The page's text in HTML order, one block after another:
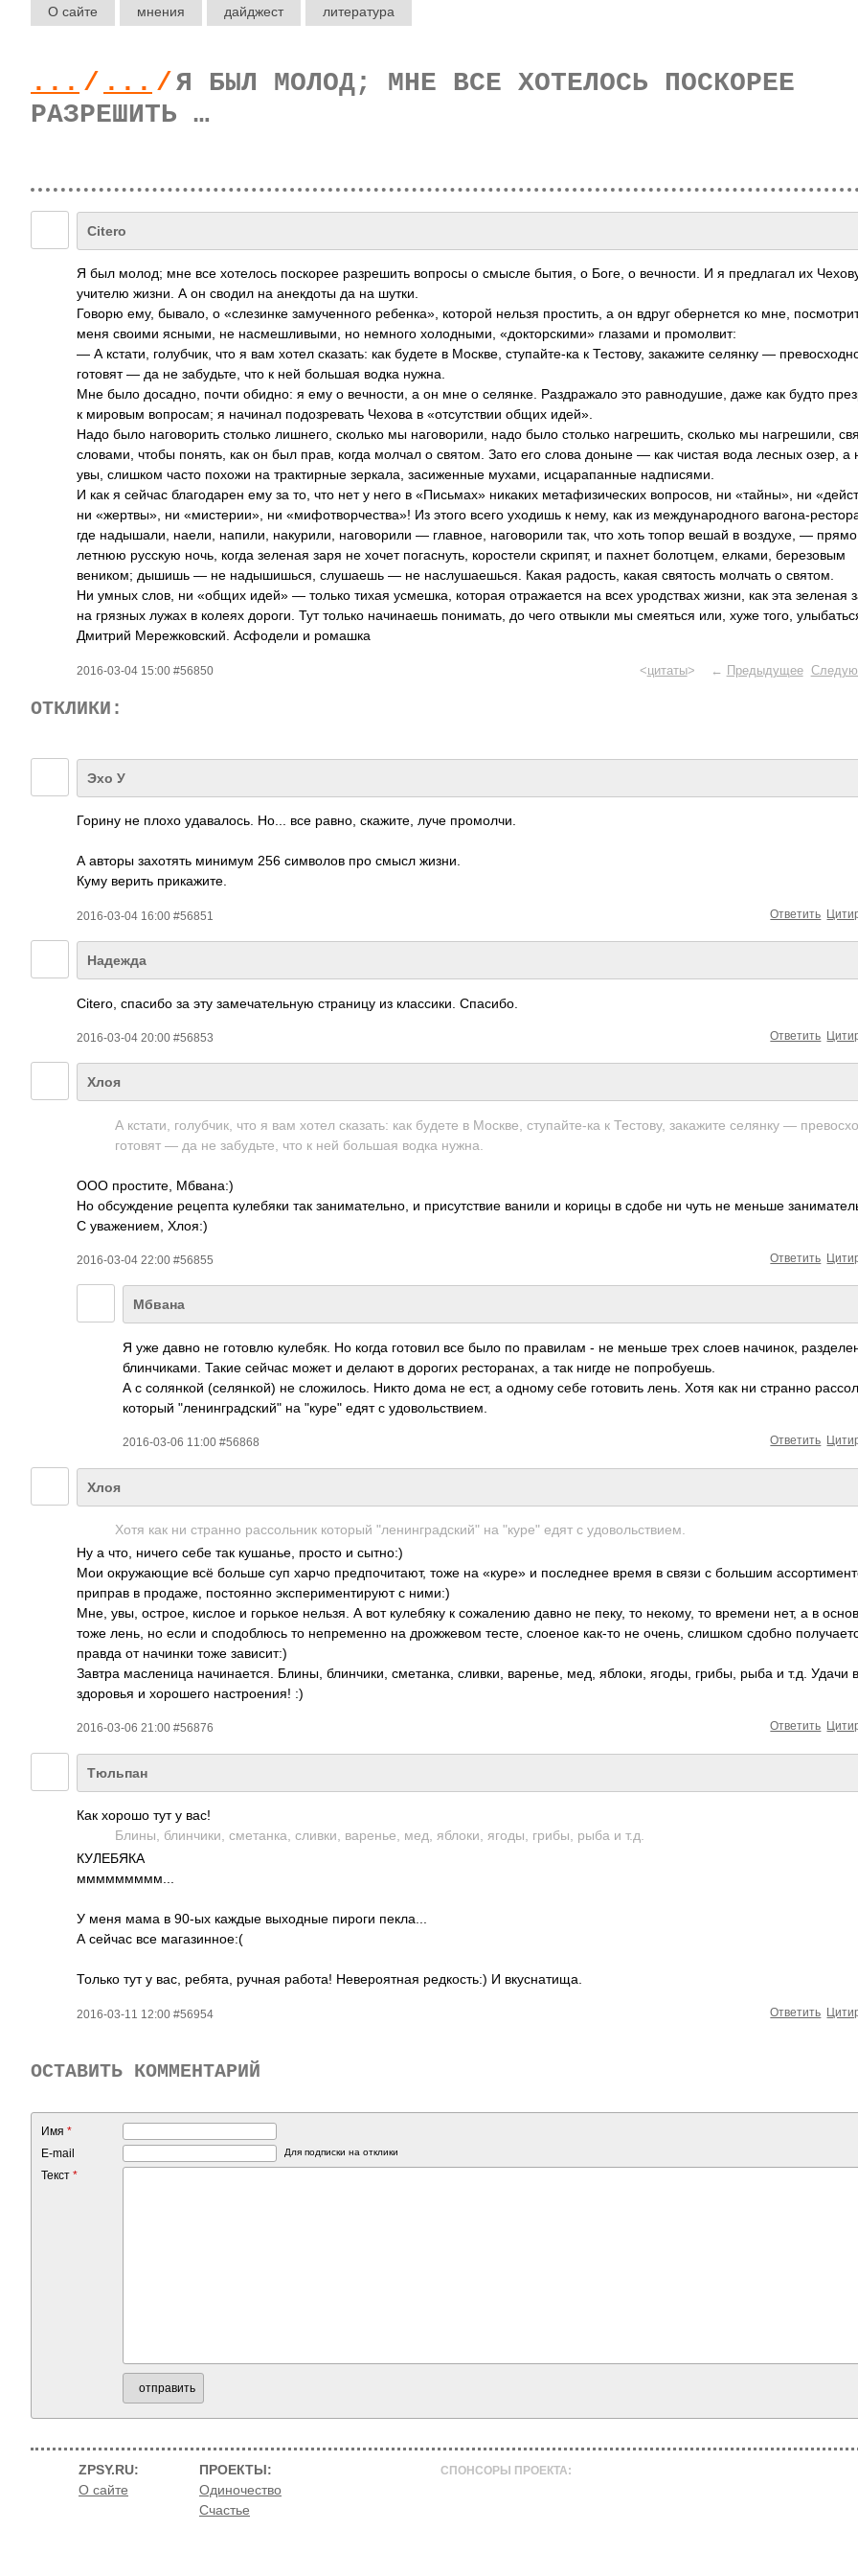
О сайте мнения дайджест литература
... / ... /Я БЫЛ МОЛОД; МНЕ ВСЕ ХОТЕЛОСЬ ПОСКОРЕЕ
РАЗРЕШИТЬ …
Citero
Я был молод; мне все хотелось поскорее разрешить вопросы о смысле бытия, о Боге, о вечности. И я предлагал их
учителю жизни. А он сводил на анекдоты да на шутки.
Говорю ему, бывало, о «слезинке замученного ребенка», которой нельзя простить, а он вдруг обернется ко мне,
меня своими ясными, не насмешливыми, но немного холодными, «докторскими» глазами и промолвит:
— А кстати, голубчик, что я вам хотел сказать: как будете в Москве, ступайте-ка к Тестову, закажите селянку —
готовят — да не забудьте, что к ней большая водка нужна.
Мне было досадно, почти обидно: я ему о вечности, а он мне о селянке. Раздражало это равнодушие, даже как будто
к мировым вопросам; я начинал подозревать Чехова в «отсутствии общих идей».
Надо было наговорить столько лишнего, сколько мы наговорили, надо было столько нагрешить, сколько мы нагрешили,
словами, чтобы понять, как он был прав, когда молчал о святом. Зато его слова доныне — как чистая вода лесных озер, а
увы, слишком часто похожи на трактирные зеркала, засиженные мухами, исцарапанные надписями.
И как я сейчас благодарен ему за то, что нет у него в «Письмах» никаких метафизических вопросов, ни «тайны», ни
ни «жертвы», ни «мистерии», ни «мифотворчества»­! Из этого всего уходишь к нему, как из международного вагона-
где надышали, наели, напили, накурили, наговорили — главное, наговорили так, что хоть топор вешай в воздухе, —
летнюю русскую ночь, когда зеленая заря не хочет погаснуть, коростели скрипят, и пахнет болотцем, елками, березовым
веником; дышишь — не надышишься, слушаешь — не наслушаешься. Какая радость, какая святость молчать о святом.
Ни умных слов, ни «общих идей» — только тихая усмешка, которая отражается на всех уродствах жизни, как эта зеленая
на грязных лужах в колеях дороги. Тут только начинаешь понимать, до чего отвыкли мы смеяться или, хуже того,
Дмитрий Мережковский. Асфодели и ромашка
2016-03-04 15:00 #56850 <цитаты> ← Предыдущее
ОТКЛИКИ:
Эхо У
Горину не плохо удавалось. Но... все равно, скажите, луче промолчи.
А авторы захотять минимум 256 символов про смысл жизни.
Куму верить прикажите.
2016-03-04 16:00 #56851 Ответить
Надежда
Citero, спасибо за эту замечательную страницу из классики. Спасибо.
2016-03-04 20:00 #56853 Ответить
Хлоя
А кстати, голубчик, что я вам хотел сказать: как будете в Москве, ступайте-ка к Тестову, закажите селянку —
готовят — да не забудьте, что к ней большая водка нужна.
ООО простите, Мбвана:)
Но обсуждение рецепта кулебяки так занимательно, и присутствие ванили и корицы в сдобе ни чуть не меньше
С уважением, Хлоя:)
2016-03-04 22:00 #56855 Ответить
Мбвана
Я уже давно не готовлю кулебяк. Но когда готовил все было по правилам - не меньше трех слоев начинок,
блинчиками. Такие сейчас может и делают в дорогих ресторанах, а так нигде не попробуешь.
А с солянкой (селянкой) не сложилось. Никто дома не ест, а одному себе готовить лень. Хотя как ни странно
который "ленинградский" на "куре" едят с удовольствием.
2016-03-06 11:00 #56868 Ответить
Хлоя
Хотя как ни странно рассольник который "ленинградский" на "куре" едят с удовольствием.
Ну а что, ничего себе так кушанье, просто и сытно:)
Мои окружающие всё больше суп харчо предпочитают, тоже на «куре» и последнее время в связи с большим
приправ в продаже, постоянно экспериментируют с ними:)
Мне, увы, острое, кислое и горькое нельзя. А вот кулебяку к сожалению давно не пеку, то некому, то времени нет, а в
тоже лень, но если и сподоблюсь то непременно на дрожжевом тесте, слоеное как-то не очень, слишком сдобно
правда от начинки тоже зависит:)
Завтра масленица начинается. Блины, блинчики, сметанка, сливки, варенье, мед, яблоки, ягоды, грибы, рыба и т.д. Удачи
здоровья и хорошего настроения! :)
2016-03-06 21:00 #56876 Ответить
Тюльпан
Как хорошо тут у вас!
Блины, блинчики, сметанка, сливки, варенье, мед, яблоки, ягоды, грибы, рыба и т.д.
КУЛЕБЯКА
ммммммммм...
У меня мама в 90-ых каждые выходные пироги пекла...
А сейчас все магазинное:(
Только тут у вас, ребята, ручная работа! Невероятная редкость:) И вкуснатища.
2016-03-11 12:00 #56954 Ответить
ОСТАВИТЬ КОММЕНТАРИЙ
Имя *
E-mail
Для подписки на отклики
Текст *
отправить
ZPSY.RU:
О сайте
ПРОЕКТЫ:
Одиночество
Счастье
СПОНСОРЫ ПРОЕКТА: